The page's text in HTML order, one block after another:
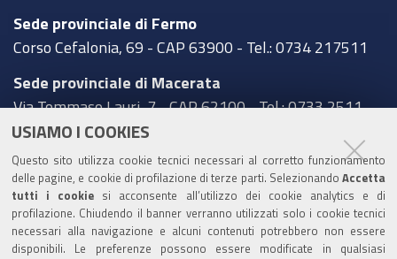
USIAMO I COOKIES
Questo sito utilizza cookie tecnici necessari al corretto funzionamento
delle pagine, e cookie di profilazione di terze parti. Selezionando Accetta
tutti i cookie si acconsente all’utilizzo dei cookie analytics e di
profilazione. Chiudendo il banner verranno utilizzati solo i cookie tecnici
necessari alla navigazione e alcuni contenuti potrebbero non essere
disponibili. Le preferenze possono essere modificate in qualsiasi
Sede provinciale di Fermo
Corso Cefalonia, 69 - CAP 63900 - Tel.: 0734 217511
Sede provinciale di Macerata
Via Tommaso Lauri, 7 - CAP 62100 - Tel.: 0733 2511
Sede provinciale di Pesaro Urbino
Corso XI Settembre, 116 - CAP 61121 - Tel.: 0721
3571
TRASPARENZA